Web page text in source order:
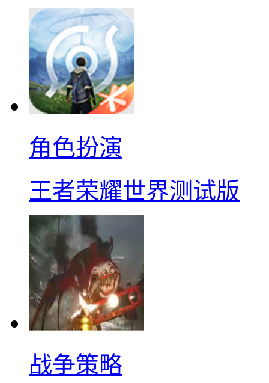
角色扮演
王者荣耀世界测试版
战争策略